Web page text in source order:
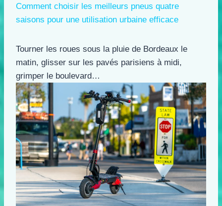
Comment choisir les meilleurs pneus quatre
saisons pour une utilisation urbaine efficace
Tourner les roues sous la pluie de Bordeaux le
matin, glisser sur les pavés parisiens à midi,
grimper le boulevard…